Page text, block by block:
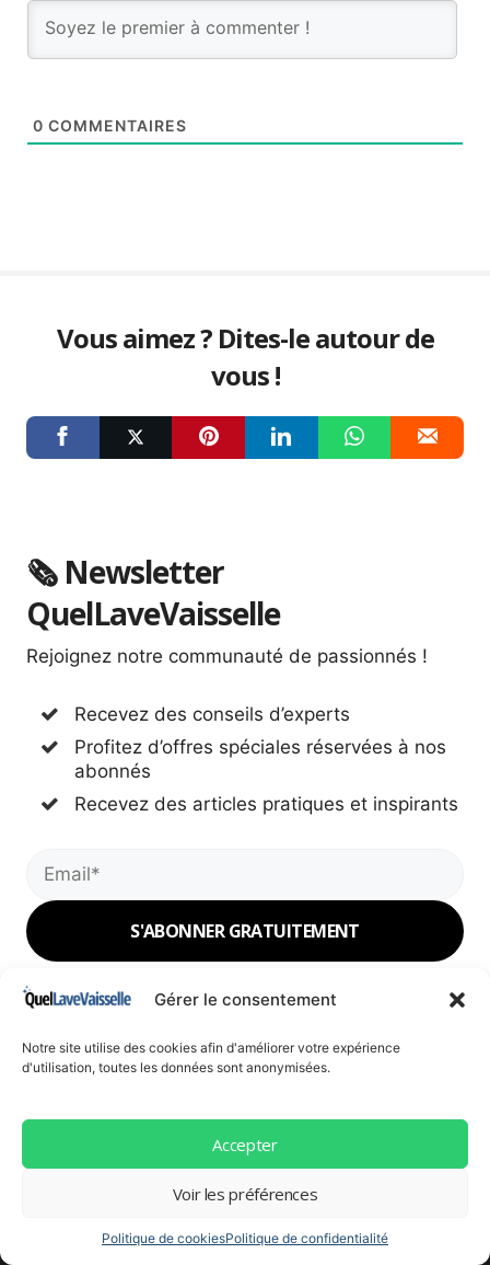
Gérer le consentement
Notre site utilise des cookies afin d'améliorer votre expérience
d'utilisation, toutes les données sont anonymisées.
Accepter
Voir les préférences
Politique de cookiesPolitique de confidentialité
0 COMMENTAIRES
Vous aimez ? Dites-le autour de
vous !
🗞 Newsletter
QuelLaveVaisselle
Rejoignez notre communauté de passionnés !
Recevez des conseils d’experts
Profitez d’offres spéciales réservées à nos
abonnés
Recevez des articles pratiques et inspirants
Votre adresse email est uniquement utilisée pour vous envoyer notre
newsletter. Vous pouvez vous désinscrire à tout moment.